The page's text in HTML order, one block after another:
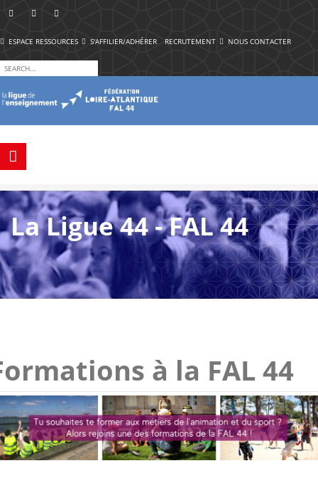
ESPACE RESSOURCES S'AFFILIER/ADHÉRER RECRUTEMENT NOUS CONTACTER
La Ligue 44 - FAL 44
à la FAL 44